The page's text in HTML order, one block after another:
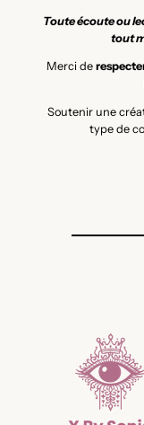
Toute écoute ou
tout
Merci de
Soutenir une
type de